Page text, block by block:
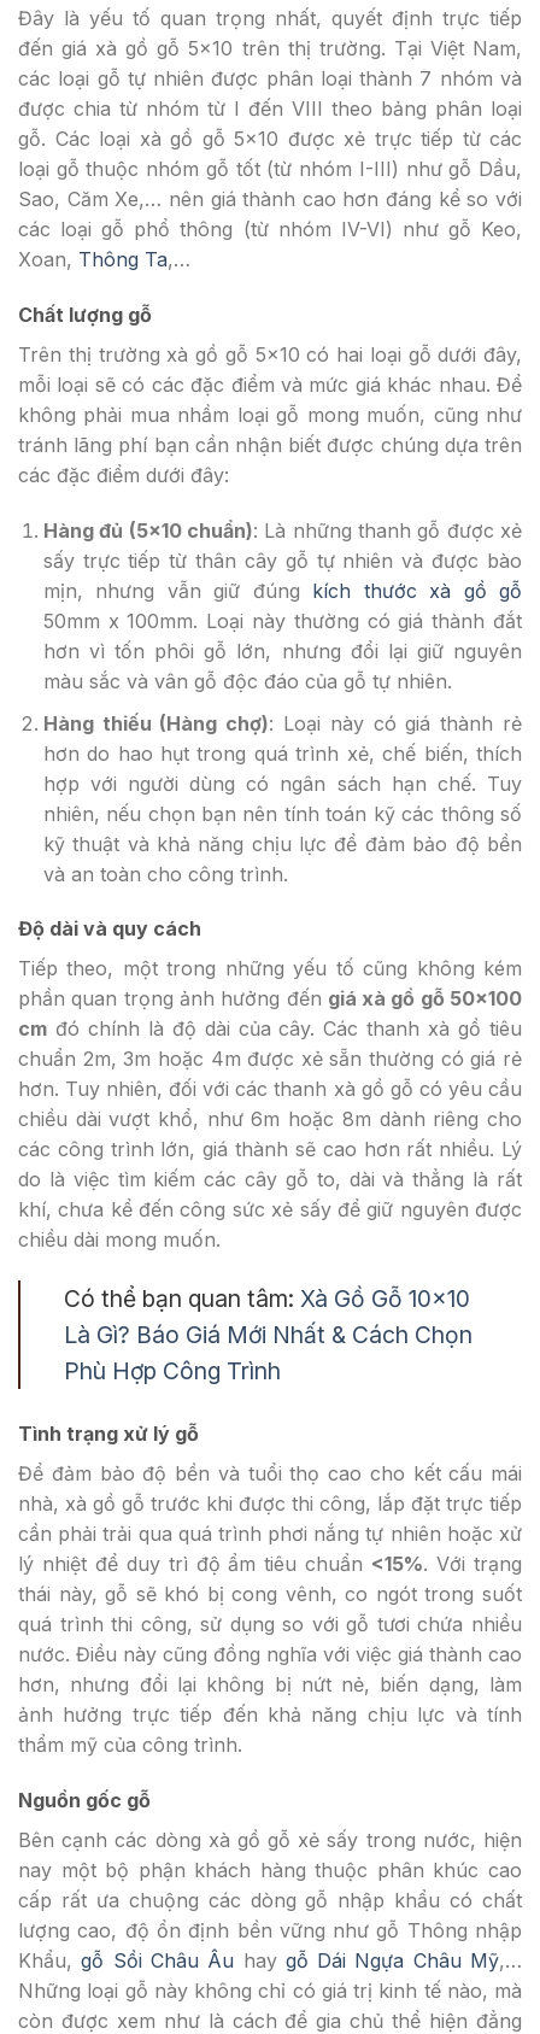
Đây là yếu tố quan trọng nhất, quyết định trực tiếp
đến giá xà gồ gỗ 5×10 trên thị trường. Tại Việt Nam,
các loại gỗ tự nhiên được phân loại thành 7 nhóm và
được chia từ nhóm từ I đến VIII theo bảng phân loại
gỗ. Các loại xà gồ gỗ 5×10 được xẻ trực tiếp từ các
loại gỗ thuộc nhóm gỗ tốt (từ nhóm I-III) như gỗ Dầu,
Sao, Căm Xe,… nên giá thành cao hơn đáng kể so với
các loại gỗ phổ thông (từ nhóm IV-VI) như gỗ Keo,
Xoan, Thông Ta,…
Chất lượng gỗ
Trên thị trường xà gồ gỗ 5×10 có hai loại gỗ dưới đây,
mỗi loại sẽ có các đặc điểm và mức giá khác nhau. Để
không phải mua nhầm loại gỗ mong muốn, cũng như
tránh lãng phí bạn cần nhận biết được chúng dựa trên
các đặc điểm dưới đây:
Hàng đủ (5×10 chuẩn): Là những thanh gỗ được xẻ
sấy trực tiếp từ thân cây gỗ tự nhiên và được bào
mịn, nhưng vẫn giữ đúng kích thước xà gồ gỗ
50mm x 100mm. Loại này thường có giá thành đắt
hơn vì tốn phôi gỗ lớn, nhưng đổi lại giữ nguyên
màu sắc và vân gỗ độc đáo của gỗ tự nhiên.
Hàng thiếu (Hàng chợ): Loại này có giá thành rẻ
hơn do hao hụt trong quá trình xẻ, chế biến, thích
hợp với người dùng có ngân sách hạn chế. Tuy
nhiên, nếu chọn bạn nên tính toán kỹ các thông số
kỹ thuật và khả năng chịu lực để đảm bảo độ bền
và an toàn cho công trình.
Độ dài và quy cách
Tiếp theo, một trong những yếu tố cũng không kém
phần quan trọng ảnh hưởng đến giá xà gồ gỗ 50×100
cm đó chính là độ dài của cây. Các thanh xà gồ tiêu
chuẩn 2m, 3m hoặc 4m được xẻ sẵn thường có giá rẻ
hơn. Tuy nhiên, đối với các thanh xà gồ gỗ có yêu cầu
chiều dài vượt khổ, như 6m hoặc 8m dành riêng cho
các công trình lớn, giá thành sẽ cao hơn rất nhiều. Lý
do là việc tìm kiếm các cây gỗ to, dài và thẳng là rất
khí, chưa kể đến công sức xẻ sấy để giữ nguyên được
chiều dài mong muốn.
Có thể bạn quan tâm: Xà Gồ Gỗ 10×10
Là Gì? Báo Giá Mới Nhất & Cách Chọn
Phù Hợp Công Trình
Tình trạng xử lý gỗ
Để đảm bảo độ bền và tuổi thọ cao cho kết cấu mái
nhà, xà gồ gỗ trước khi được thi công, lắp đặt trực tiếp
cần phải trải qua quá trình phơi nắng tự nhiên hoặc xử
lý nhiệt để duy trì độ ẩm tiêu chuẩn <15%. Với trạng
thái này, gỗ sẽ khó bị cong vênh, co ngót trong suốt
quá trình thi công, sử dụng so với gỗ tươi chứa nhiều
nước. Điều này cũng đồng nghĩa với việc giá thành cao
hơn, nhưng đổi lại không bị nứt nẻ, biến dạng, làm
ảnh hưởng trực tiếp đến khả năng chịu lực và tính
thẩm mỹ của công trình.
Nguồn gốc gỗ
Bên cạnh các dòng xà gồ gỗ xẻ sấy trong nước, hiện
nay một bộ phận khách hàng thuộc phân khúc cao
cấp rất ưa chuộng các dòng gỗ nhập khẩu có chất
lượng cao, độ ổn định bền vững như gỗ Thông nhập
Khẩu,gỗ Sồi Châu Âu hay gỗ Dái Ngựa Châu Mỹ,…
Những loại gỗ này không chỉ có giá trị kinh tế nào, mà
còn được xem như là cách để gia chủ thể hiện đẳng